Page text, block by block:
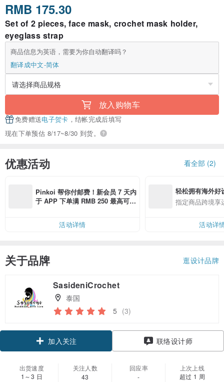
RMB 175.30
Set of 2 pieces, face mask, crochet mask holder,
eyeglass strap
商品信息为英语，需要为你自动翻译吗？
翻译成中文-简体
放入购物车
免费赠送电子贺卡 ，结帐完成后填写
现在下单预估 8/17~8/30 到货。
优惠活动 看全部 (2)
Pinkoi 帮你付邮费！新会员 7 天内
于 APP 下单满 RMB 250 最高可折
活动详情
轻松拥有海外好
指定商品跨境享
活动详
关于品牌 逛设计品牌
SasideniCrochet
泰国
5 (3)
加入关注 联络设计师
出货速度
1～3 日
关注人数
43
回应率
-
上次上线
超过 1 周